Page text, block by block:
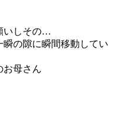
いしその…
の隙に瞬間移動してい
お母さん